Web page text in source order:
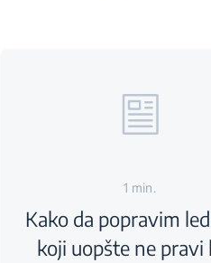
1 min.
Kako da popravim
koji uopšte ne pravi